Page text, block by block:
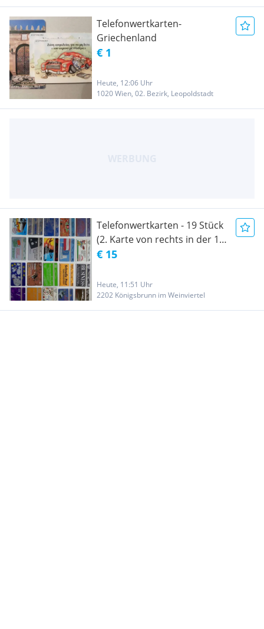
Telefonwertkarten-
Griechenland
€ 1
Heute, 12:06 Uhr
1020 Wien, 02. Bezirk, Leopoldstadt
Telefonwertkarten - 19 Stück
(2. Karte von rechts in der 1.
Reihe nicht mehr verfügbar)
€ 15
Heute, 11:51 Uhr
2202 Königsbrunn im Weinviertel